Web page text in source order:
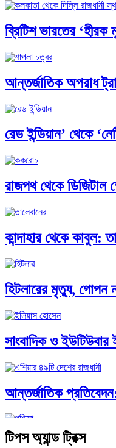
ক্রূরতা ও ধ্বংসের
ব্রাজিল ও
পূর্ব ইউরোপ বনাম
পৃথিবীতে বর্তমানে মোট
এশিয়ান সেঞ্চুরির
পাকিস্তান, চীন ও
ব্রিটিশ ভারতের
আন্তর্জাতিক অপরাধ
রেড ইন্ডিয়ান’ থেকে
রাজপথ থেকে
কান্দাহার থেকে কাবুল:
হিটলারের মৃত্যু, গোপন
সাংবাদিক ও
আন্তর্জাতিক
সব সভ্যতারই তো পতন
টিপস অ্যান্ড ট্রিক্স